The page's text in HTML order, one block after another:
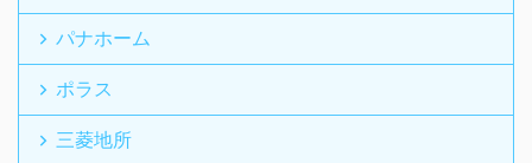
パナホーム
ポラス
三菱地所